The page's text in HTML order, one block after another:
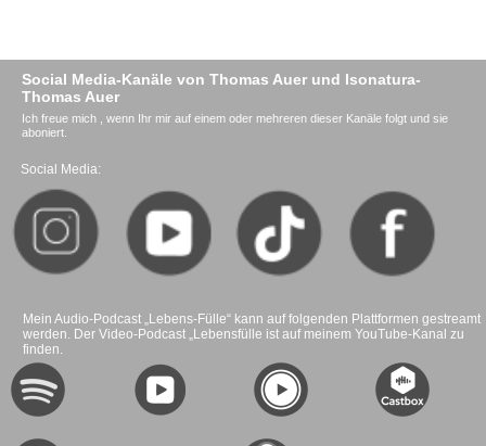
Social Media-Kanäle von Thomas Auer und Isonatura-
Thomas Auer
Ich freue mich , wenn Ihr mir auf einem oder mehreren dieser Kanäle folgt und sie
aboniert.
Social Media:
Mein Audio-Podcast „Lebens-Fülle“ kann auf folgenden Plattformen gestreamt
werden. Der Video-Podcast „Lebensfülle ist auf meinem YouTube-Kanal zu
finden.